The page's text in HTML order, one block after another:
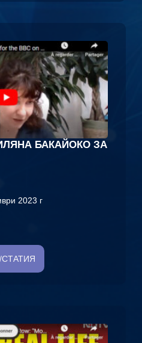
БАКАЙОКО ЗА
2023 г
СТАТИЯ